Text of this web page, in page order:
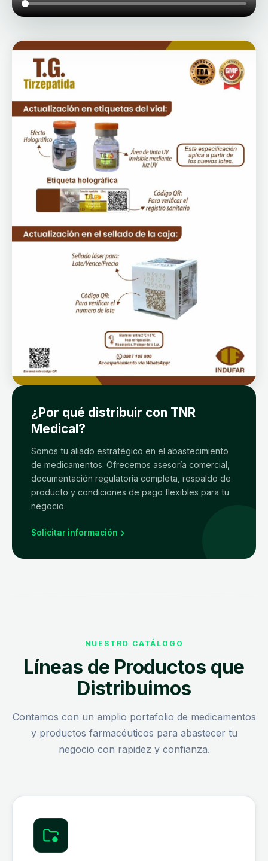
¿Por qué distribuir con TNR
Medical?
Somos tu aliado estratégico en el abastecimiento
de medicamentos. Ofrecemos asesoría comercial,
documentación regulatoria completa, respaldo de
producto y condiciones de pago flexibles para tu
negocio.
Solicitar información
NUESTRO CATÁLOGO
Líneas de Productos que
Distribuimos
Contamos con un amplio portafolio de medicamentos
y productos farmacéuticos para abastecer tu
negocio con rapidez y confianza.